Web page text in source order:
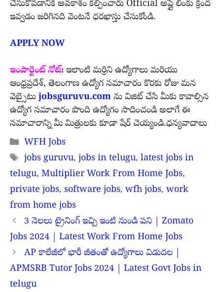
చేసుకోవడానికి అవకాశం కల్పించారు Official అప్లై లింకు క్రింద
ఇవ్వడం జరిగినది వెంటనే ధరఖాస్తు చేసుకోండి.
APPLY NOW
ఇంపార్టెంట్ నోట్: ఇలాంటి మర్రిని ఉద్యోగాలు మరియు
ఆంధ్రప్రదేశ్, తెలంగాణ ఉద్యోగ సమాచారం కొరకు రోజు మన
వెబ్సైటుjobsguruvu.com ను విజిట్ చేసి మీకు కావాల్సిన
ఉద్యోగ సమాచారం పొంది ఉద్యోగం సాదించండి అలాగే ఈ
సమాచారాన్ని మీ మిత్రులకు కూడా షేర్ చెయ్యండి.ధన్యవాదాలు
Categories
WFH Jobs
Tags
jobs guruvu,jobs in telugu, latest jobs in
telugu, Multiplier Work From Home Jobs,
private jobs, software jobs, wfh jobs, work
from home jobs
3 నెలలు ట్రైనింగ్ ఇచ్చి ఇంటి నుండి పని | Zomato
Jobs 2024 | Latest Work From Home Jobs
AP కాలేజీలో భారీ జీతంతో ఉద్యోగాలు విడుదల |
APMSRB Tutor Jobs 2024 | Latest Govt Jobs in
telugu